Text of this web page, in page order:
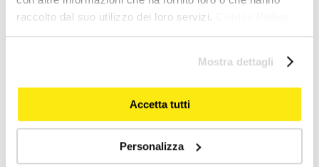
raccolto dal suo utilizzo dei loro servizi.
Mostra dettagli
Accetta tutti
Personalizza
Trattamento ai fini di marketing
autorizzo il trattamento dei dati per finalità di marketing.
[informativa privacy marketing]
Ai sensi e per gli effetti degli articoli 7, 13 e 23 del D.Lgs. n.